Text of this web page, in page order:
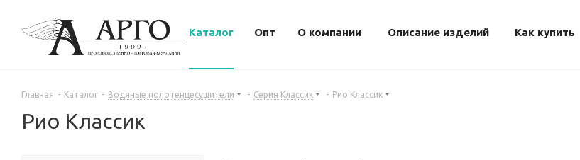
Каталог Опт О компании Описание изделий Как купить
Главная - Каталог - Водяные полотенцесушители - Серия Классик - Рио Классик
Рио Классик